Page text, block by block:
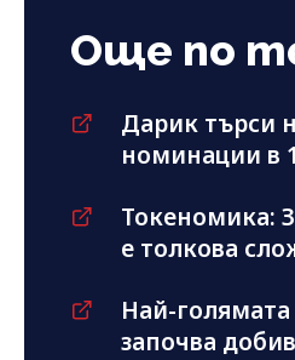
Още по
Дарик търси
номинации в
Токеномика:
е толкова
Най-
започва